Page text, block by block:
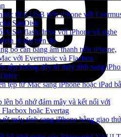
từ ổ USB trên iPhone với
SanDisk
USB flash drive với iPhone và nghe
lý tệp trên đó
bộ cân bằng âm thanh trên iPhone,
với Evermusic và Flacbox
tệp không dây từ máy tính sang
tệp từ Mac sang iPhone hoặc iPad
lên bộ nhớ đám mây và kết nối với
hoặc Evertag
từ máy tính sang iPhone bằng giao